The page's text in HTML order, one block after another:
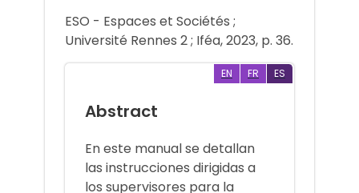
ESO - Espaces et Sociétés ;
Université Rennes 2 ; Iféa, 2023, p. 36.
EN FR ES
Abstract
En este manual se detallan
las instrucciones dirigidas a
los supervisores para la